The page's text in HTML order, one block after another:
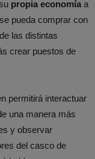
propia economía a
pueda comprar con
las distintas
crear puestos de
permitirá interactuar
una manera más
y observar
del casco de